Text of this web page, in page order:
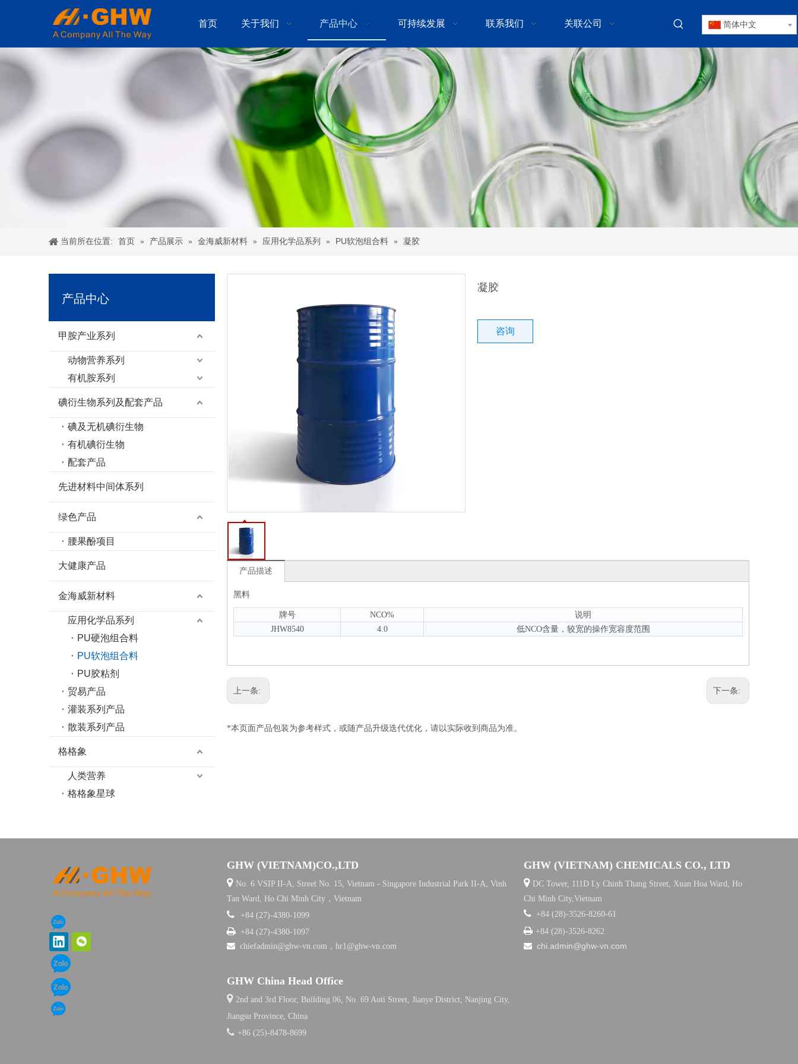
首页 关于我们 产品中心 可持续发展 联系我们 关联公司 简体中文
当前所在位置: 首页 » 产品展示 » 金海威新材料 » 应用化学品系列 » PU软泡组合料 » 凝胶
产品中心
甲胺产业系列
动物营养系列
有机胺系列
碘衍生物系列及配套产品
碘及无机碘衍生物
有机碘衍生物
配套产品
先进材料中间体系列
绿色产品
腰果酚项目
大健康产品
金海威新材料
应用化学品系列
PU硬泡组合料
PU软泡组合料
PU胶粘剂
贸易产品
灌装系列产品
散装系列产品
格格象
人类营养
格格象星球
凝胶
咨询
产品描述
黑料
牌号 NCO%
说明
JHW8540
4.0 低NCO含量，较宽的操作宽容度范围
上一条: 下一条:
*本页面产品包装为参考样式，或随产品升级迭代优化，请以实际收到商品为准。
GHW (VIETNAM)CO.,LTD
 No. 6 VSIP II-A, Street No. 15, Vietnam - Singapore Industrial Park II-A, Vinh
Tan Ward, Ho Chi Minh City，Vietnam
 +84 (27)-4380-1099
 +84 (27)-4380-1097
 chiefadmin@ghw-vn.com，hr1@ghw-vn.com
GHW China Head Office
 2nd and 3rd Floor, Building 06, No. 69 Aoti Street, Jianye District, Nanjing City,
Jiangsu Province, China
 +86 (25)-8478-8699
GHW (VIETNAM) CHEMICALS CO., LTD
 DC Tower, 111D Ly Chinh Thang Street, Xuan Hoa Ward, Ho
Chi Minh City,Vietnam
 +84 (28)-3526-8260-61
 +84 (28)-3526-8262
 chi.admin@ghw-vn.com